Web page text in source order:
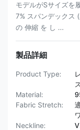
モデルがSサイズを
7% スパンデックス
の 伸縮 を し ...
製品詳細
Product Type:
Material:
Fabric Stretch:
Neckline: